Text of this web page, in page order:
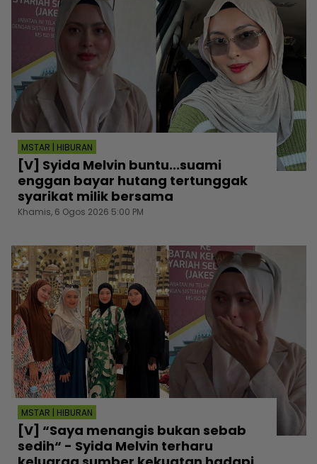
MSTAR | HIBURAN
[V] Syida Melvin buntu...suami
enggan bayar hutang tertunggak
syarikat milik bersama
Khamis, 6 Ogos 2026 5:00 PM
MSTAR | HIBURAN
[V] “Saya menangis bukan sebab
sedih“ - Syida Melvin terharu